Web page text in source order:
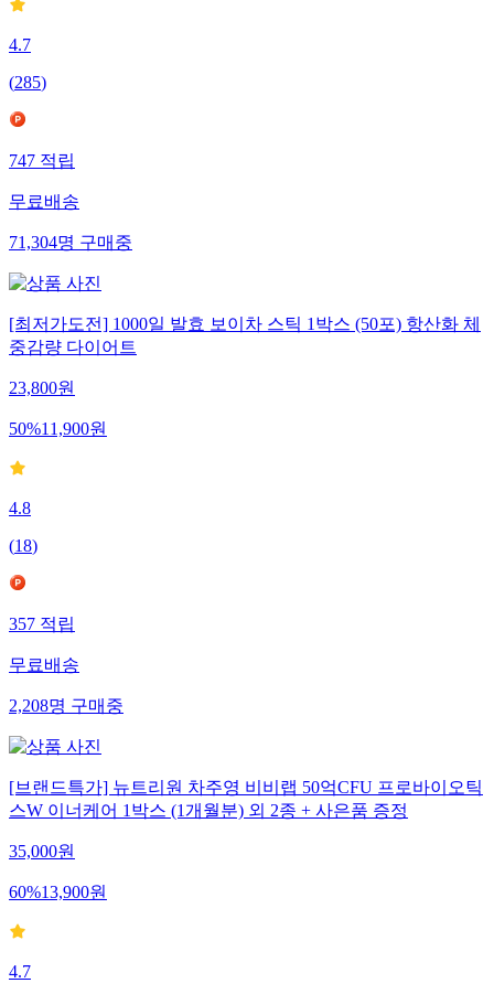
4.7
(285)
747적립
무료배송
71,304명구매중
[최저가도전] 1000일 발효 보이차 스틱 1박스 (50포) 항산화 체
중감량 다이어트
23,800원
50%11,900원
4.8
(18)
357적립
무료배송
2,208명구매중
[브랜드특가] 뉴트리원 차주영 비비랩 50억CFU 프로바이오틱
스W 이너케어 1박스 (1개월분) 외 2종 + 사은품 증정
35,000원
60%13,900원
4.7